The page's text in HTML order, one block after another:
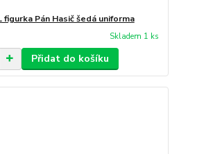
figurka Pán Hasič šedá uniforma
Skladem 1 ks
Přidat do košíku